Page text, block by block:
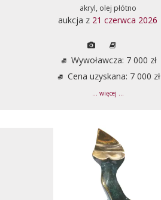
akryl, olej płótno
aukcja z 21 czerwca 2026
Wywoławcza: 7 000 zł
Cena uzyskana: 7 000 zł
... więcej ...